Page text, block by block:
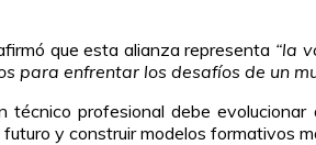
que esta alianza representa “la
para enfrentar los desafíos de un
técnico profesional debe
y construir modelos formativos